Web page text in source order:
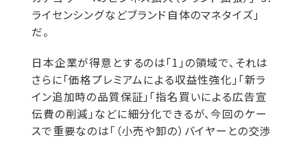
ライセンシングなどブランド自体のマネタイズ」
だ。
日本企業が得意とするのは「1」の領域で、それは
さらに「価格プレミアムによる収益性強化」「新ラ
イン追加時の品質保証」「指名買いによる広告宣
伝費の削減」などに細分化できるが、今回のケー
スで重要なのは「（小売や卸の）バイヤーとの交渉